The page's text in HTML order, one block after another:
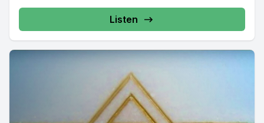
Listen